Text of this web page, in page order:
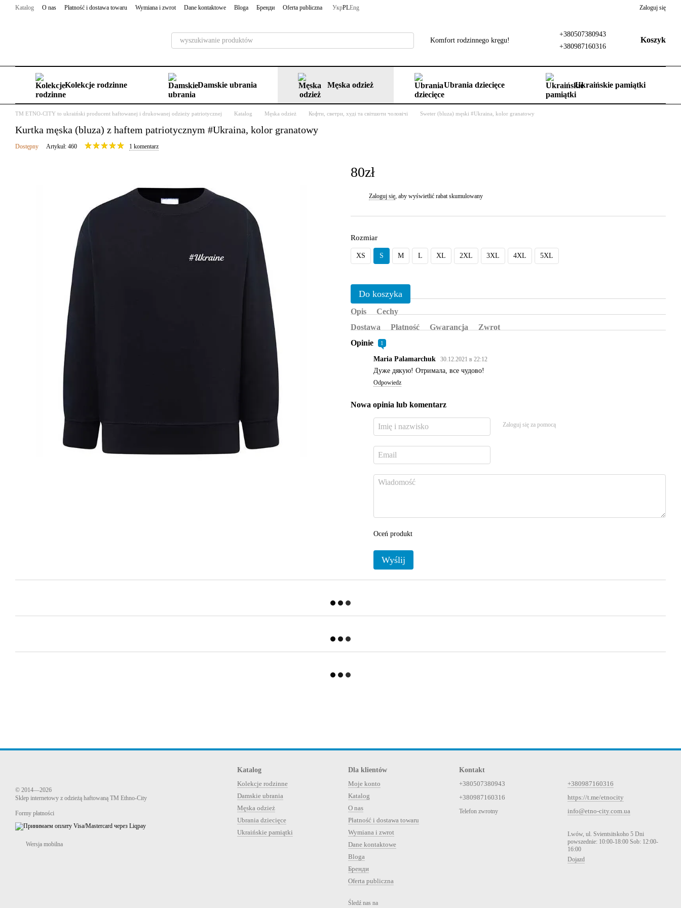
Przejdź do głównej treści
Katalog O nas Płatność i dostawa towaru Wymiana i zwrot Dane kontaktowe Bloga Бренди Oferta publiczna УкрPLEng Zaloguj się
Komfort rodzinnego kręgu!
+380507380943
+380987160316
Koszyk
Kolekcje rodzinne Damskie ubrania Męska odzież Ubrania dziecięce Ukraińskie pamiątki
TM ETNO-CITY to ukraiński producent haftowanej i drukowanej odzieży patriotycznej Katalog Męska odzież Кофти, светри, худі та світшоти чоловічі Sweter (bluza) męski #Ukraina, kolor granatowy
Kurtka męska (bluza) z haftem patriotycznym #Ukraina, kolor granatowy
Dostępny Artykuł: 460 1 komentarz
80zł
Zaloguj się , aby wyświetlić rabat skumulowany
Rozmiar
XS S M L XL 2XL 3XL 4XL 5XL
Do koszyka
Opis
Cechy
Dostawa
Płatność Gwarancja
Zwrot
Opinie
1
⁨Maria Palamarchuk⁩ 30.12.2021 в 22:12
Дуже дякую! Отримала, все чудово!
Odpowiedz
Nowa opinia lub komentarz
Zaloguj się za pomocą
Oceń produkt
Wyślij
© 2014—2026
Sklep internetowy z odzieżą haftowaną TM Ethno-City
Formy płatności
Wersja mobilna
Katalog
Kolekcje rodzinne
Damskie ubrania
Męska odzież
Ubrania dziecięce
Ukraińskie pamiątki
Dla klientów
Moje konto
Katalog
O nas
Płatność i dostawa towaru
Wymiana i zwrot
Dane kontaktowe
Bloga
Бренди
Oferta publiczna
Śledź nas na
Kontakt
+380507380943
+380987160316
Telefon zwrotny
+380987160316
https://t.me/etnocity
info@etno-city.com.ua
Lwów, ul. Svientsitskoho 5 Dni
powszednie: 10:00-18:00 Sob: 12:00-
16:00
Dojazd